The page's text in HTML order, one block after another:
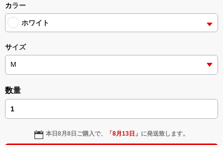
gabupetitapex.designstore.jp
カラー
ホワイト
サイズ
数量
本日8月8日 ご購入で、 「8月13日 」 に発送致します。